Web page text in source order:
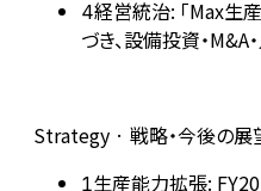
4経営統治: 「Max生
づき、設備投資・
Strategy · 戦略・今後の展
1生産能力拡張: